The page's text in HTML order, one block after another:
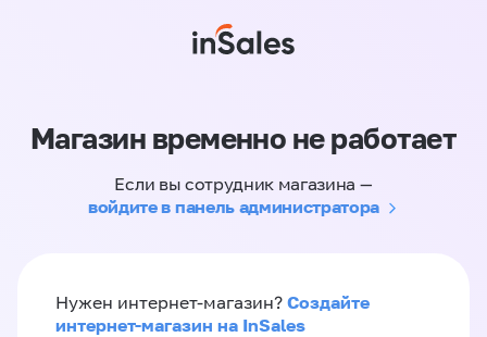
Магазин временно не работает
Если вы сотрудник магазина —
войдите в панель администратора
Нужен интернет-магазин? Создайте
интернет-магазин на InSales